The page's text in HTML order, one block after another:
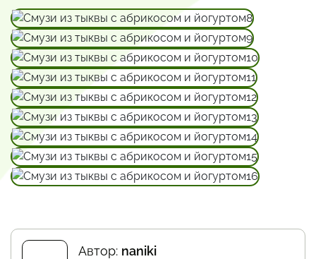
Автор: naniki